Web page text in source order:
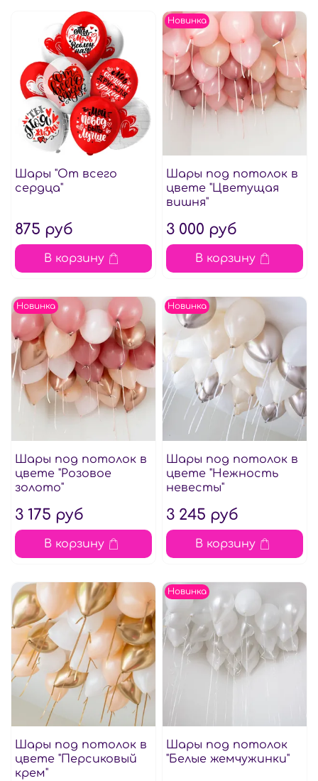
Шары "От всего
сердца"
875 руб
В корзину
Новинка
Шары под потолок в
цвете "Цветущая
вишня"
3 000 руб
В корзину
Новинка
Шары под потолок в
цвете "Розовое
золото"
3 175 руб
В корзину
Новинка
Шары под потолок в
цвете "Нежность
невесты"
3 245 руб
В корзину
Шары под потолок в
цвете "Персиковый
крем"
Новинка
Шары под потолок
"Белые жемчужинки"